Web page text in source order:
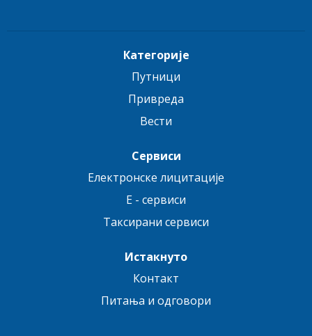
Категорије
Путници
Привреда
Вести
Сервиси
Електронске лицитације
E - сервиси
Таксирани сервиси
Истакнуто
Контакт
Питања и одговори